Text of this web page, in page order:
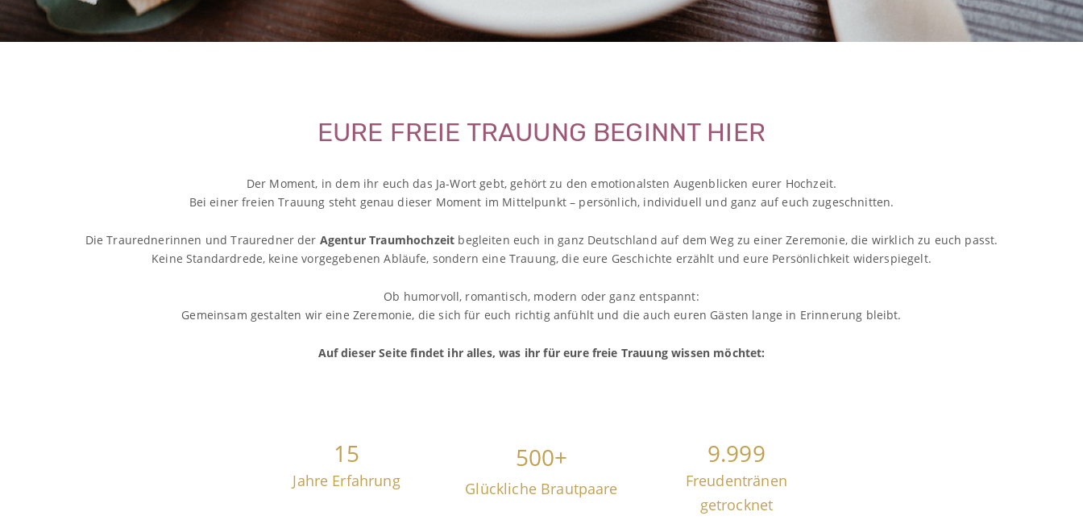
EURE FREIE TRAUUNG BEGINNT HIER
Der Moment, in dem ihr euch das Ja-Wort gebt, gehört zu den emotionalsten Augenblicken eurer Hochzeit.
Bei einer freien Trauung steht genau dieser Moment im Mittelpunkt – persönlich, individuell und ganz auf euch zugeschnitten.
Die Traurednerinnen und Trauredner der Agentur Traumhochzeit begleiten euch in ganz Deutschland auf dem Weg zu einer Zeremonie, die wirklich zu euch passt.
Keine Standardrede, keine vorgegebenen Abläufe, sondern eine Trauung, die eure Geschichte erzählt und eure Persönlichkeit widerspiegelt.
Ob humorvoll, romantisch, modern oder ganz entspannt:
Gemeinsam gestalten wir eine Zeremonie, die sich für euch richtig anfühlt und die auch euren Gästen lange in Erinnerung bleibt.
Auf dieser Seite findet ihr alles, was ihr für eure freie Trauung wissen möchtet:
15
Jahre Erfahrung
500+
Glückliche Brautpaare
9.999
Freudentränen
getrocknet